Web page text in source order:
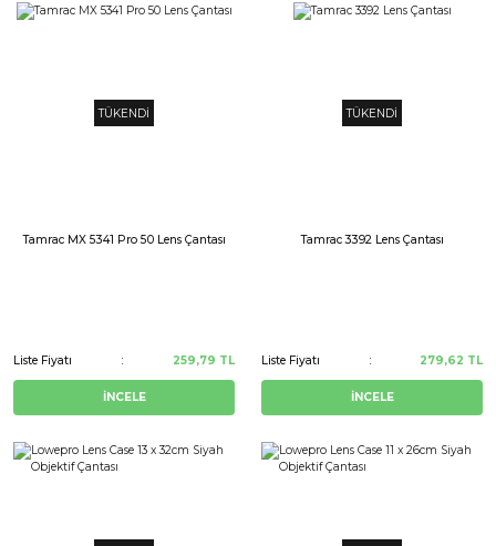
TÜKENDİ
Tamrac MX 5341 Pro 50 Lens Çantası
Liste Fiyatı 259,79 TL
İNCELE
TÜKENDİ
Tamrac 3392 Lens Çantası
Liste Fiyatı 279,62 TL
İNCELE